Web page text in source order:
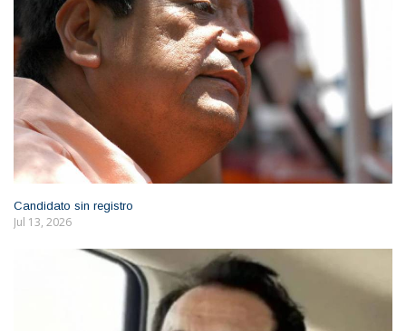
Candidato sin registro
Jul 13, 2026